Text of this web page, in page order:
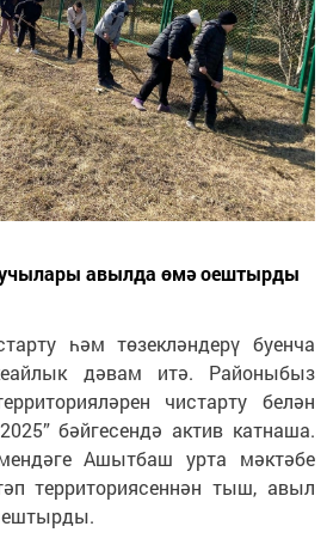
авылда өмә оештырды
һәм төзекләндерү буенча
дәвам итә. Районыбыз
чистарту белән
бәйгесендә актив катнаша.
Ашытбаш урта мәктәбе
территориясеннән тыш, авыл